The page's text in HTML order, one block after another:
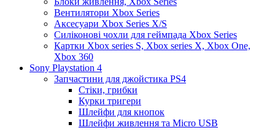
Вентилятори Xbox Series
Аксесуари Xbox Series X/S
Силіконові чохли для геймпада Xbox Series
Картки Xbox series S, Xbox series X, Xbox One,
Xbox 360
Sony Playstation 4
Запчастини для джойстика PS4
Стіки, грибки
Курки тригери
Шлейфи для кнопок
Шлейфи живлення та Micro USB